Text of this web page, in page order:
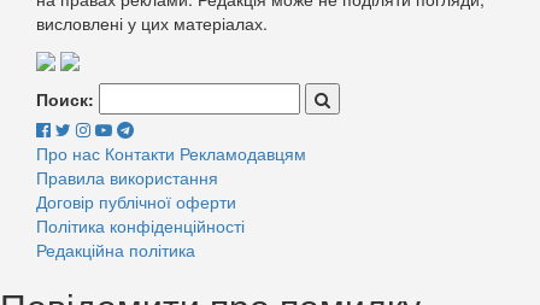
висловлені у цих матеріалах.
Поиск:
Про нас Контакти Рекламодавцям
Правила використання
Договір публічної оферти
Політика конфіденційності
Редакційна політика